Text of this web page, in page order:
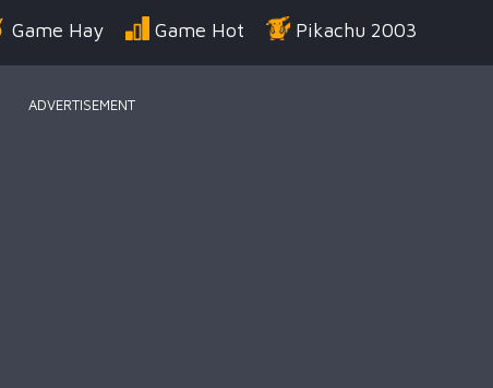
Game Hay Game Hot Pikachu 2003
ADVERTISEMENT